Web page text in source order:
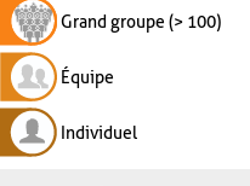
Grand groupe (> 100)
Équipe
Individuel